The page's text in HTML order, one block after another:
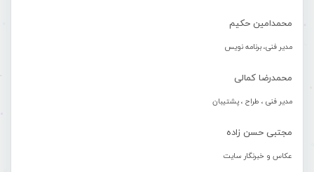
محمدامین حکیم
مدیر فنی، برنامه نویس
محمدرضا کمالی
مدیر فنی ، طراح ، پشتیبان
مجتبی حسن زاده
عکاس و خبرنگار سایت